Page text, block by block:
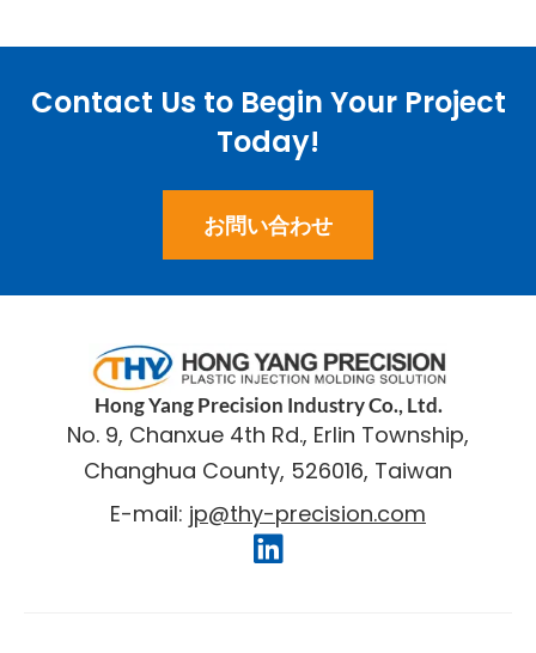
Contact Us to Begin Your Project
Today!
お問い合わせ
​Hong Yang Precision Industry Co., Ltd.
No. 9, Chanxue 4th Rd., Erlin Township,
Changhua County, 526016, Taiwan
E-mail: jp@thy-precision.com